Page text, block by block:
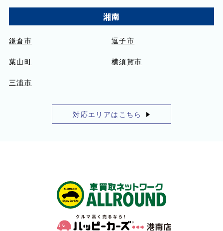
湘南
鎌倉市 逗子市
葉山町 横須賀市
三浦市
対応エリアはこちら